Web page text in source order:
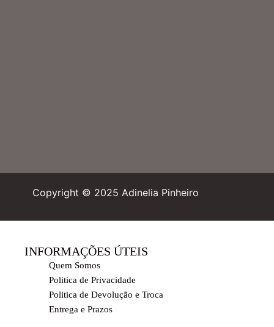
Copyright © 2025 Adinelia Pinheiro
INFORMAÇÕES ÚTEIS
Quem Somos
Politica de Privacidade
Politica de Devolução e Troca
Entrega e Prazos